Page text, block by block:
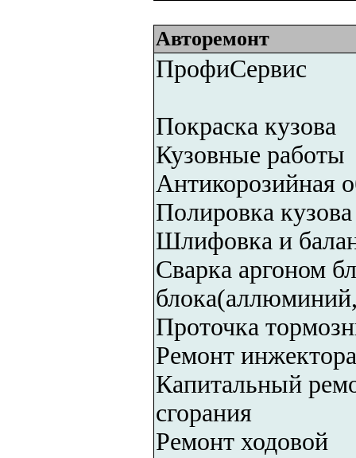
Авторемонт
ПрофиСервис
Покраска кузова
Кузовные работы
Антикорозийная
Полировка кузова
Шлифовка и
Сварка аргоном
Проточка
Ремонт
Капитальный
сгорания
Ремонт ходовой